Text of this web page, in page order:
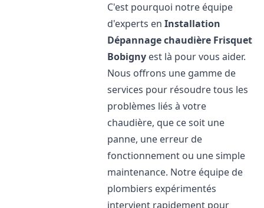
C'est pourquoi notre équipe
d'experts enInstallation
Dépannage chaudière Frisquet
Bobigny est là pour vous aider.
Nous offrons une gamme de
services pour résoudre tous les
problèmes liés à votre
chaudière, que ce soit une
panne, une erreur de
fonctionnement ou une simple
maintenance. Notre équipe de
plombiers expérimentés
intervient rapidement pour